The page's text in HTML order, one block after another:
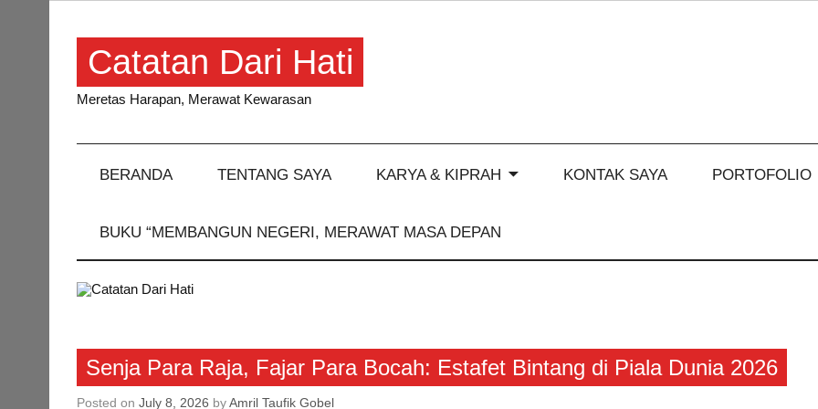
Catatan Dari Hati
Meretas Harapan, Merawat Kewarasan
BERANDA TENTANG SAYA KARYA & KIPRAH KONTAK SAYA PORTOFOLIO
BUKU “MEMBANGUN NEGERI, MERAWAT MASA DEPAN
Artikel
Senja Para Raja, Fajar Para Bocah: Estafet Bintang di Piala Dunia 2026
Posted onJuly 8, 2026 byAmril Taufik Gobel